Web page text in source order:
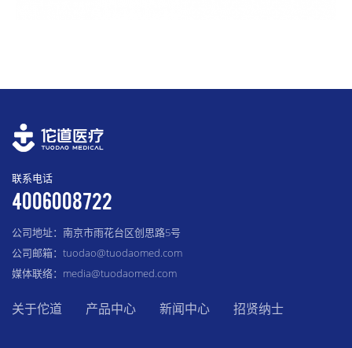
联系电话
4006008722
公司地址：南京市雨花台区创思路5号
公司邮箱：tuodao@tuodaomed.com
媒体联络：media@tuodaomed.com
关于佗道 产品中心 新闻中心 招贤纳士